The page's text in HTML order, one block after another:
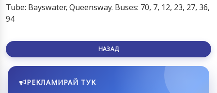
Tube: Bayswater, Queensway. Buses: 70, 7, 12, 23, 27, 36,
94
НАЗАД
РЕКЛАМИРАЙ ТУК